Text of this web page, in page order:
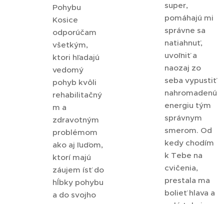
Pohybu
Kosice
odporúčam
všetkým,
ktori hľadajú
vedomý
pohyb kvôli
rehabilitačný
m a
zdravotným
problémom
ako aj ľuďom,
ktorí majú
záujem ísť do
hĺbky pohybu
a do svojho
super,
pomáhajú mi
správne sa
natiahnuť,
uvoľniť a
naozaj zo
seba vypustiť
nahromadenú
energiu tým
správnym
smerom. Od
kedy chodím
k Tebe na
cvičenia,
prestala ma
bolieť hlava a